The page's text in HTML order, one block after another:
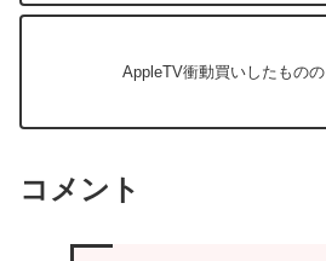
AppleTV衝動買いしたものの
コメント